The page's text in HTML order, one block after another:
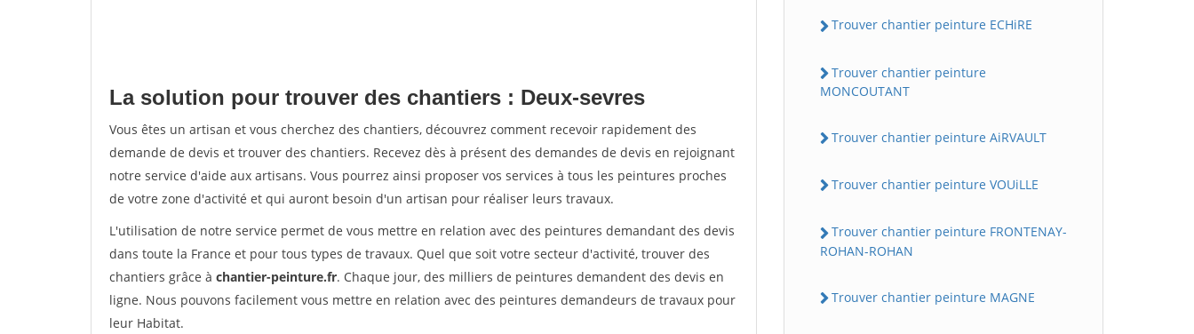
La solution pour trouver des chantiers : Deux-sevres
Vous êtes un artisan et vous cherchez des chantiers, découvrez comment recevoir rapidement des
demande de devis et trouver des chantiers. Recevez dès à présent des demandes de devis en rejoignant
notre service d'aide aux artisans. Vous pourrez ainsi proposer vos services à tous les peintures proches
de votre zone d'activité et qui auront besoin d'un artisan pour réaliser leurs travaux.
L'utilisation de notre service permet de vous mettre en relation avec des peintures demandant des devis
dans toute la France et pour tous types de travaux. Quel que soit votre secteur d'activité, trouver des
chantiers grâce à chantier-peinture.fr. Chaque jour, des milliers de peintures demandent des devis en
ligne. Nous pouvons facilement vous mettre en relation avec des peintures demandeurs de travaux pour
leur Habitat.
Trouver chantier peinture ECHiRE
Trouver chantier peinture
MONCOUTANT
Trouver chantier peinture AiRVAULT
Trouver chantier peinture VOUiLLE
Trouver chantier peinture FRONTENAY-
ROHAN-ROHAN
Trouver chantier peinture MAGNE